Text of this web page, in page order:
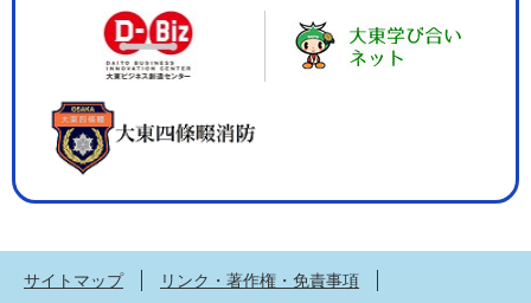
サイトマップ
リンク・著作権・免責事項